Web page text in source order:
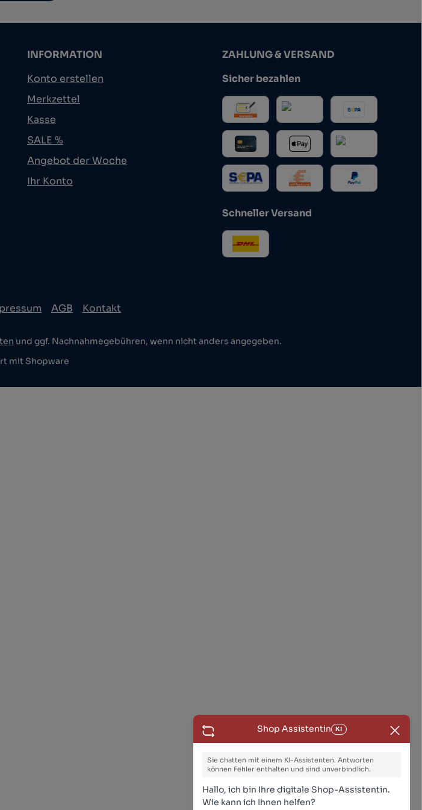
INFORMATION
Konto erstellen
Merkzettel
Kasse
SALE %
Angebot der Woche
Ihr Konto
ZAHLUNG & VERSAND
Sicher bezahlen
Schneller Versand
AGB Kontakt
und ggf. Nachnahmegebühren, wenn nicht anders angegeben.
mit Shopware
Shop Assistentin KI
Sie chatten mit einem KI-Assistenten. Antworten
können Fehler enthalten und sind unverbindlich.
Hallo, ich bin Ihre digitale Shop-Assistentin.
Wie kann ich Ihnen helfen?